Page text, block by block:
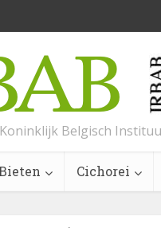
Koninklijk Belgisch
Cichorei